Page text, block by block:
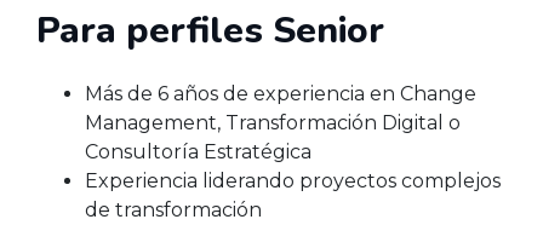
Para perfiles Senior
Más de 6 años de experiencia en Change
Management, Transformación Digital o
Consultoría Estratégica
Experiencia liderando proyectos complejos
de transformación